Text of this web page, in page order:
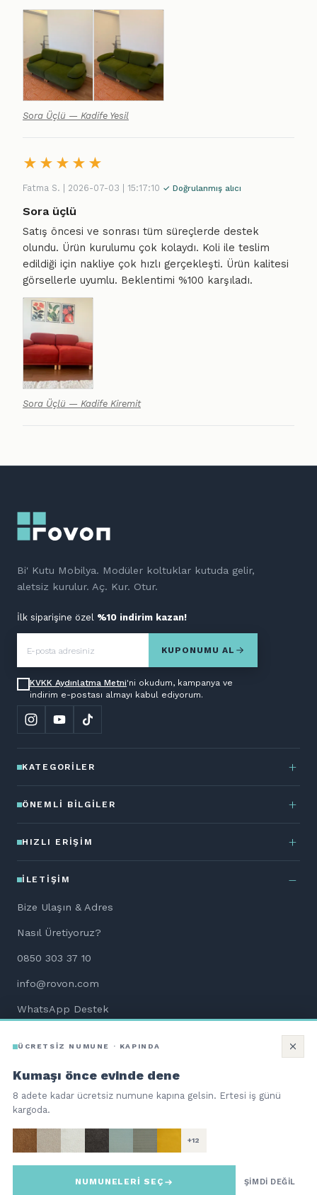
Sora Üçlü — Kadife Yesil
★ ★ ★ ★ ★
Fatma S. | 2026-07-03 | 15:17:10 ✓ Doğrulanmış alıcı
Sora üçlü
Satış öncesi ve sonrası tüm süreçlerde destek
olundu. Ürün kurulumu çok kolaydı. Koli ile teslim
edildiği için nakliye çok hızlı gerçekleşti. Ürün kalitesi
görsellerle uyumlu. Beklentimi %100 karşıladı.
Sora Üçlü — Kadife Kiremit
ÜCRETSİZ NUMUNE · KAPINDA
Kumaşı önce evinde dene
8 adete kadar ücretsiz numune kapına gelsin. Ertesi iş günü
kargoda.
+12
NUMUNELERİ SEÇ ŞİMDİ DEĞİL
Bi' Kutu Mobilya. Modüler koltuklar kutuda gelir,
aletsiz kurulur. Aç. Kur. Otur.
İlk siparişine özel %10 indirim kazan!
KUPONUMU AL
KVKK Aydınlatma Metni'ni okudum, kampanya ve
indirim e-postası almayı kabul ediyorum.
KATEGORILER
ÖNEMLI BILGILER
HIZLI ERIŞIM
İLETIŞIM
Bize Ulaşın & Adres
Nasıl Üretiyoruz?
0850 303 37 10
info@rovon.com
WhatsApp Destek
QNBpay güvencesiyle 256-bit SSL
troy
Bi Kutu Mobilya | Aç. Kur. Otur.